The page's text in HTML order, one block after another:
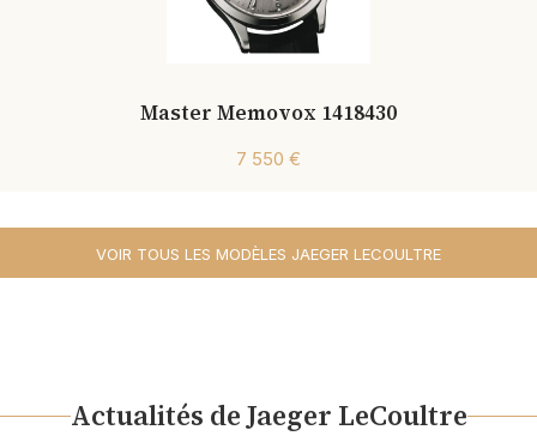
Master Memovox 1418430
7 550 €
VOIR TOUS LES MODÈLES JAEGER LECOULTRE
Actualités de Jaeger LeCoultre